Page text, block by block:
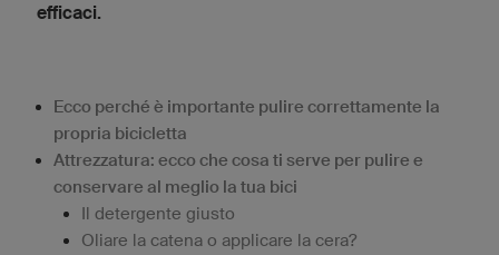
efficaci.
Ecco perché è importante pulire correttamente la
propria bicicletta
Attrezzatura: ecco che cosa ti serve per pulire e
conservare al meglio la tua bici
Il detergente giusto
Oliare la catena o applicare la cera?